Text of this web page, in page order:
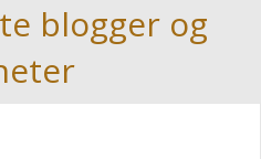
blogger og